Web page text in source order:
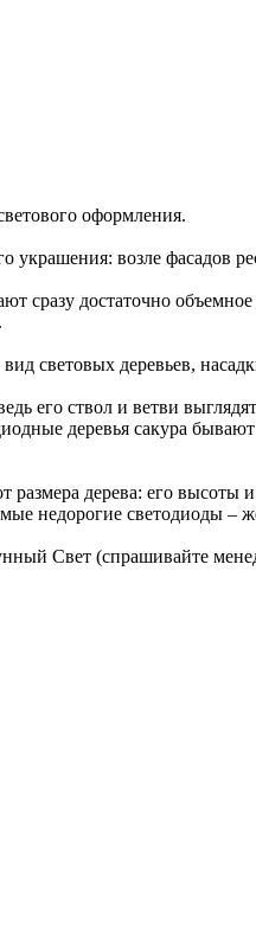
оформления.
украшения: возле фасадов
сразу достаточно
световых деревьев,
его ствол и ветви
деревья сакура
размера дерева: его
недорогие светодиоды –
Свет (спрашивайте